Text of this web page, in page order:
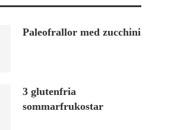
Paleofrallor med zucchini
3 glutenfria
sommarfrukostar